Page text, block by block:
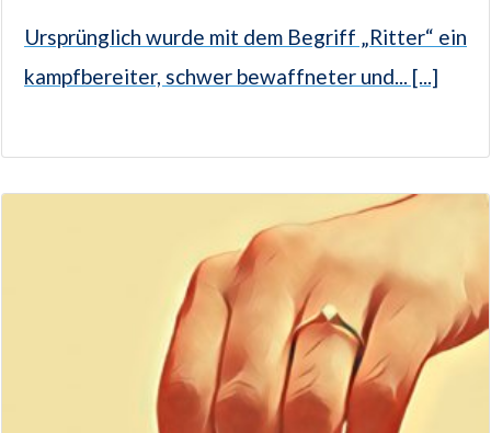
Ursprünglich wurde mit dem Begriff „Ritter“ ein
kampfbereiter, schwer bewaffneter und... [...]